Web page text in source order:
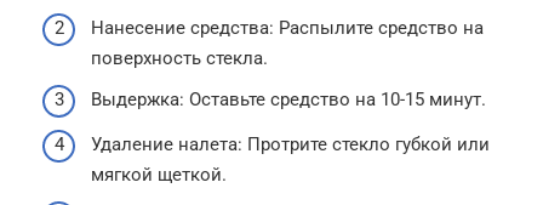
Нанесение средства: Распылите средство на
поверхность стекла.
Выдержка: Оставьте средство на 10-15 минут.
Удаление налета: Протрите стекло губкой или
мягкой щеткой.